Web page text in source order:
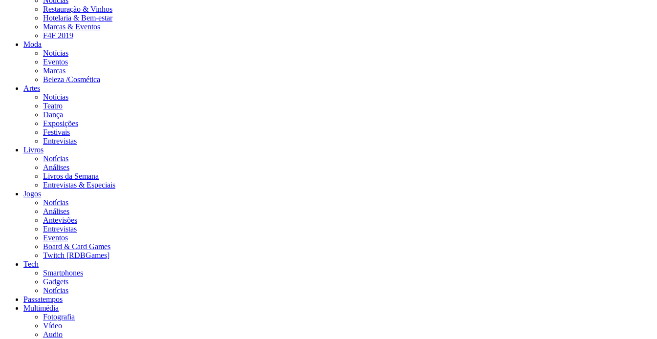
Restauração & Vinhos
Hotelaria & Bem-estar
Marcas & Eventos
F4F 2019
Moda
Notícias
Eventos
Marcas
Beleza /Cosmética
Artes
Notícias
Teatro
Dança
Exposições
Festivais
Entrevistas
Livros
Notícias
Análises
Livros da Semana
Entrevistas & Especiais
Jogos
Notícias
Análises
Antevisões
Entrevistas
Eventos
Board & Card Games
Twitch [RDBGames]
Tech
Smartphones
Gadgets
Notícias
Passatempos
Multimédia
Fotografia
Vídeo
Audio